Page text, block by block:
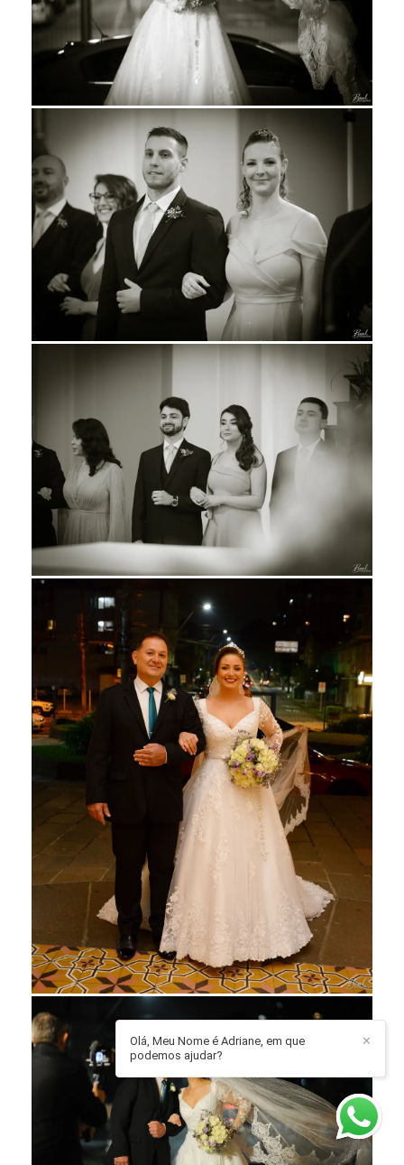
✕
Olá, Meu Nome é Adriane, em que
podemos ajudar?